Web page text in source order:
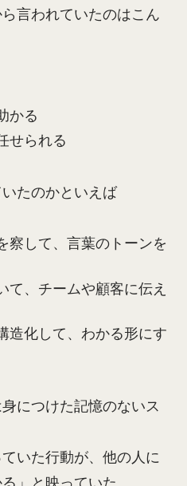
言われていたのはこん
かる
せられる
たのかといえば
察して、言葉のトーンを
て、チームや顧客に伝え
造化して、わかる形にす
につけた記憶のないス
いた行動が、他の人に